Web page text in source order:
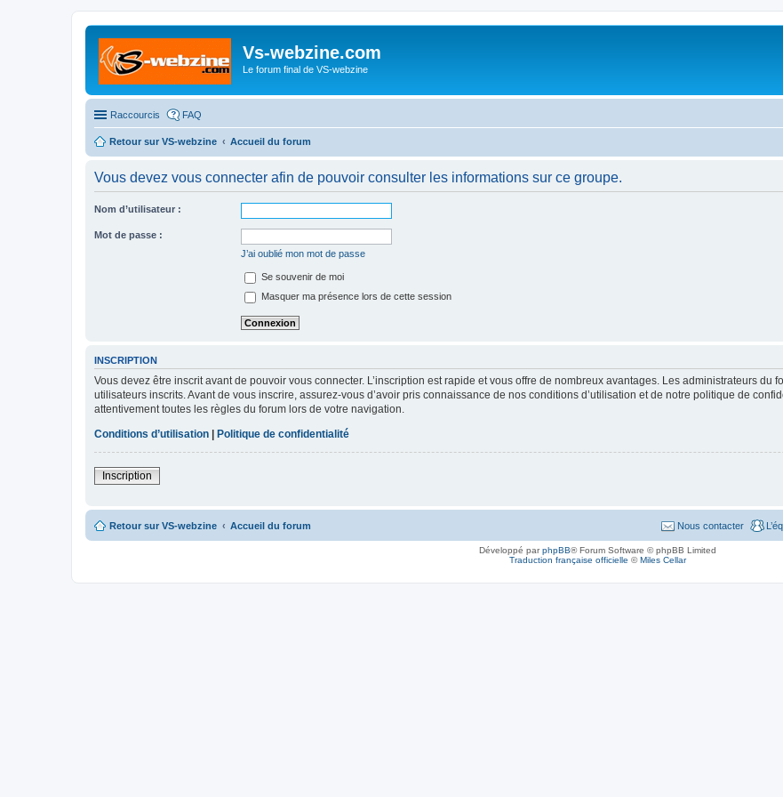
Vs-webzine.com
Le forum final de VS-webzine
Raccourcis FAQ
Retour sur VS-webzine Accueil du forum
Vous devez vous connecter afin de pouvoir consulter les informations sur ce groupe.
Nom d’utilisateur :
Mot de passe :
J’ai oublié mon mot de passe
Se souvenir de moi
Masquer ma présence lors de cette session
INSCRIPTION
Vous devez être inscrit avant de pouvoir vous connecter. L’inscription est rapide et vous offre de nombreux avantages. Les administrateurs
utilisateurs inscrits. Avant de vous inscrire, assurez-vous d’avoir pris connaissance de nos conditions d’utilisation et de notre politique de
attentivement toutes les règles du forum lors de votre navigation.
Conditions d’utilisation
Politique de confidentialité
Inscription
Retour sur VS-webzine Accueil du forum Nous contacter
Développé parphpBB® Forum Software © phpBB Limited
Traduction française officielle ©Miles Cellar